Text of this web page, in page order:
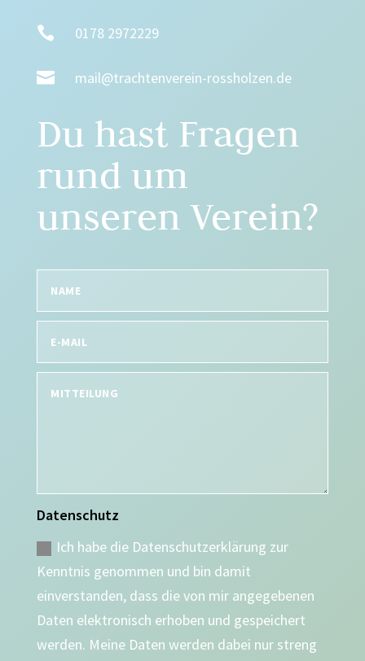
 0178 2972229
 mail@trachtenverein-rossholzen.de
Du hast Fragen
rund um
unseren Verein?
Datenschutz
Ich habe die Datenschutzerklärung zur
Kenntnis genommen und bin damit
einverstanden, dass die von mir angegebenen
Daten elektronisch erhoben und gespeichert
werden. Meine Daten werden dabei nur streng